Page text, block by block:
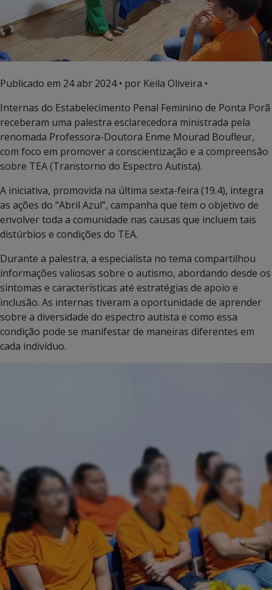
Publicado em 24 abr 2024• por Keila Oliveira •
Internas do Estabelecimento Penal Feminino de Ponta Porã
receberam uma palestra esclarecedora ministrada pela
renomada Professora-Doutora Enme Mourad Boufleur,
com foco em promover a conscientização e a compreensão
sobre TEA (Transtorno do Espectro Autista).
A iniciativa, promovida na última sexta-feira (19.4), integra
as ações do “Abril Azul”, campanha que tem o objetivo de
envolver toda a comunidade nas causas que incluem tais
distúrbios e condições do TEA.
Durante a palestra, a especialista no tema compartilhou
informações valiosas sobre o autismo, abordando desde os
sintomas e características até estratégias de apoio e
inclusão. As internas tiveram a oportunidade de aprender
sobre a diversidade do espectro autista e como essa
condição pode se manifestar de maneiras diferentes em
cada indivíduo.